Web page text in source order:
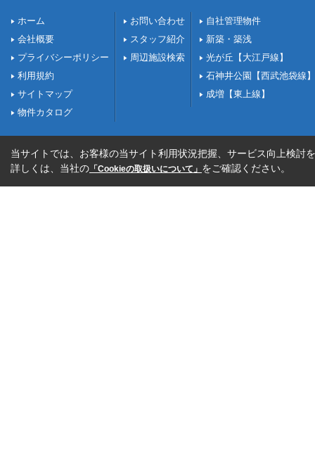
ホーム
会社概要
プライバシーポリシー
利用規約
サイトマップ
物件カタログ
お問い合わせ
スタッフ紹介
周辺施設検索
自社管理物件
新築・築浅
光が丘【大江戸線】
石神井公園【西武池袋線】
成増【東上線】
当サイトでは、お客様の当サイト利用状況把握、サービス向上検討
詳しくは、当社の 「Cookieの取扱いについて」 をご確認ください。